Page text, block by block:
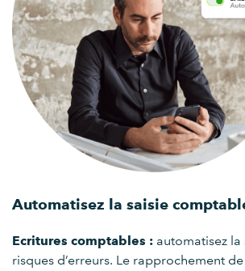
Automatisez la saisie
Ecritures comptables : automatisez la
risques d’erreurs. Le rapprochement